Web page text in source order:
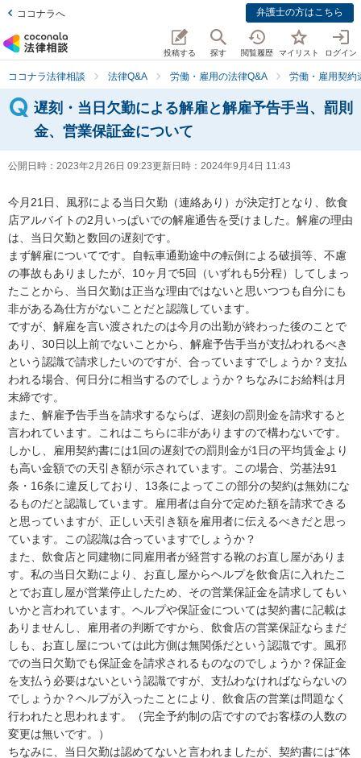
ココナラへ 弁護士の方はこちら
投稿する 探す 閲覧履歴 マイリスト ログイン
ココナラ法律相談 法律Q&A 労働・雇用の法律Q&A 労働・雇用契約
遅刻・当日欠勤による解雇と解雇予告手当、罰則
金、営業保証金について
公開日時： 2023年2月26日 09:23更新日時： 2024年9月4日 11:43
今月21日、風邪による当日欠勤（連絡あり）が決定打となり、飲食
店アルバイトの2月いっぱいでの解雇通告を受けました。解雇の理由
は、当日欠勤と数回の遅刻です。
まず解雇についてです。自転車通勤途中の転倒による破損等、不慮
の事故もありましたが、10ヶ月で5回（いずれも5分程）してしまっ
たことから、当日欠勤は正当な理由ではないと思いつつも自分にも
非がある為仕方がないことだと認識しています。
ですが、解雇を言い渡されたのは今月の出勤が終わった後のことで
あり、30日以上前でないことから、解雇予告手当が支払われるべき
という認識で請求したいのですが、合っていますでしょうか？支払
われる場合、何日分に相当するのでしょうか？ちなみにお給料は月
末締です。
また、解雇予告手当を請求するならば、遅刻の罰則金を請求すると
言われています。これはこちらに非がありますので構わないです。
しかし、雇用契約書には1回の遅刻での罰則金が1日の平均賃金より
も高い金額での天引き額が示されています。この場合、労基法91
条・16条に違反しており、13条によってこの部分の契約は無効にな
るものだと認識しています。雇用者は自分で定めた額を請求できる
と思っていますが、正しい天引き額を雇用者に伝えるべきだと思っ
ています。この認識は合っていますでしょうか？
また、飲食店と同建物に同雇用者が経営する靴のお直し屋がありま
す。私の当日欠勤により、お直し屋からヘルプを飲食店に入れたこ
とでお直し屋が営業停止したため、その営業保証金を請求してもい
いかと言われています。ヘルプや保証金については契約書に記載は
ありませんし、雇用者の判断ですから、飲食店の営業保証ならまだ
しも、お直し屋については此方側は無関係だという認識です。風邪
での当日欠勤でも保証金を請求されるものなのでしょうか？保証金
を支払う必要はないという認識ですが、支払わなければならないの
でしょうか？ヘルプが入ったことにより、飲食店の営業は問題なく
行われたと思われます。（完全予約制の店ですのでお客様の人数の
変更は無いです。）
ちなみに、当日欠勤は認めてないと言われましたが、契約書には“体